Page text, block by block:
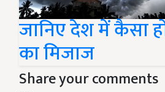
जानिए देश में कैसा
का मिजाज
Share your comments